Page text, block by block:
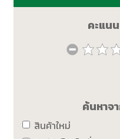
คะแน
ค้นหาจ
สินค้าใหม่